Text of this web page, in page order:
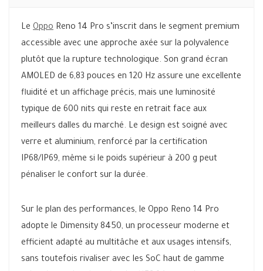
Le Oppo Reno 14 Pro s’inscrit dans le segment premium
accessible avec une approche axée sur la polyvalence
plutôt que la rupture technologique. Son grand écran
AMOLED de 6,83 pouces en 120 Hz assure une excellente
fluidité et un affichage précis, mais une luminosité
typique de 600 nits qui reste en retrait face aux
meilleurs dalles du marché. Le design est soigné avec
verre et aluminium, renforcé par la certification
IP68/IP69, même si le poids supérieur à 200 g peut
pénaliser le confort sur la durée.
Sur le plan des performances, le Oppo Reno 14 Pro
adopte le Dimensity 8450, un processeur moderne et
efficient adapté au multitâche et aux usages intensifs,
sans toutefois rivaliser avec les SoC haut de gamme